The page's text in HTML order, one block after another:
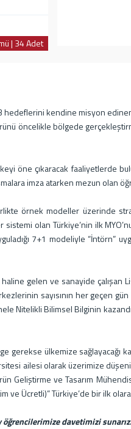
| 34 Adet
kendine misyon
öncelikle bölgede
öne çıkaracak faaliyetlerde
imza atarken mezun olan
örnek modeller üzerinde
olan Türkiye’nin ilk MYO’nu
7+1 modeliyle “İntörn”
gelen ve sanayide çalışan
sayısının her geçen
Nitelikli Bilimsel Bilginin
ülkemize sağlayacağı
ailesi olarak üzerimize
ve Tasarım
ve Ücretli)” Türkiye’de bir ilk
öğrencilerimize davetimizi